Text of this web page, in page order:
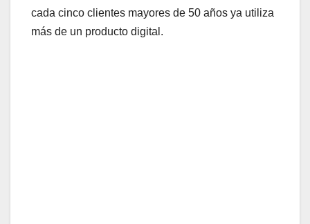
cada cinco clientes mayores de 50 años ya utiliza
más de un producto digital.